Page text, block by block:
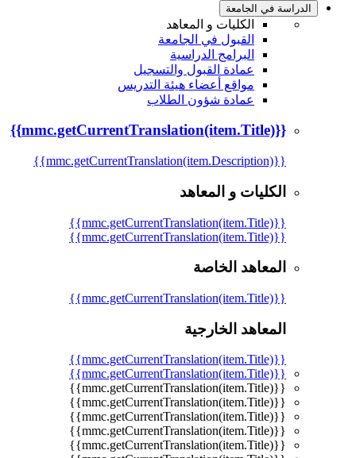
الدراسة في الجامعة
الكليات و المعاهد
القبول في الجامعة
البرامج الدراسية
عمادة القبول والتسجيل
مواقع أعضاء هيئة التدريس
عمادة شؤون الطلاب
{{mmc.getCurrentTranslation(item.Title)}}
{{mmc.getCurrentTranslation(item.Description)}}
الكليات و المعاهد
{{mmc.getCurrentTranslation(item.Title)}}
{{mmc.getCurrentTranslation(item.Title)}}
المعاهد الخاصة
{{mmc.getCurrentTranslation(item.Title)}}
المعاهد الخارجية
{{mmc.getCurrentTranslation(item.Title)}}
{{mmc.getCurrentTranslation(item.Title)}}
{{mmc.getCurrentTranslation(item.Title)}}
{{mmc.getCurrentTranslation(item.Title)}}
{{mmc.getCurrentTranslation(item.Title)}}
{{mmc.getCurrentTranslation(item.Title)}}
{{mmc.getCurrentTranslation(item.Title)}}